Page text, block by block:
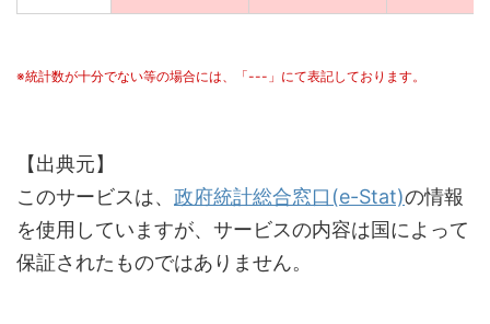
※統計数が十分でない等の場合には、「---」にて表記しております。
【出典元】
このサービスは、 政府統計総合窓口(e-Stat)の情報
を使用していますが、サービスの内容は国によって
保証されたものではありません。